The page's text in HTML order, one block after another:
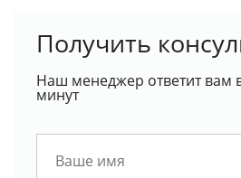
Получить
Наш менеджер ответит вам
минут